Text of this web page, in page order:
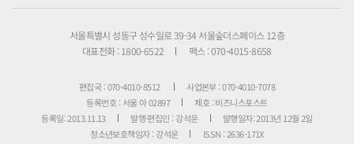
서울특별시 성동구 성수일로 39-34 서울숲더스페이스 12층
대표전화 : 1800-6522
팩스 : 070-4015-8658
편집국 : 070-4010-8512
사업본부 : 070-4010-7078
등록번호 : 서울 아 02897
제호 : 비즈니스포스트
등록일: 2013.11.13
발행·편집인 : 강석운
발행일자: 2013년 12월 2일
청소년보호책임자 : 강석운
ISSN : 2636-171X